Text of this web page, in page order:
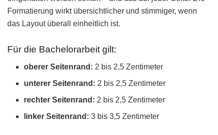
Formatierung wirkt übersichtlicher und stimmiger, wenn
das Layout überall einheitlich ist.
Für die Bachelorarbeit gilt:
oberer Seitenrand: 2 bis 2,5 Zentimeter
unterer Seitenrand: 2 bis 2,5 Zentimeter
rechter Seitenrand: 2 bis 2,5 Zentimeter
linker Seitenrand: 3 bis 3,5 Zentimeter